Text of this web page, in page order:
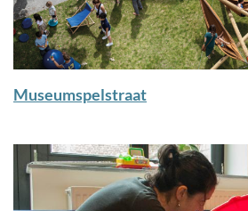
Museumspelstraat